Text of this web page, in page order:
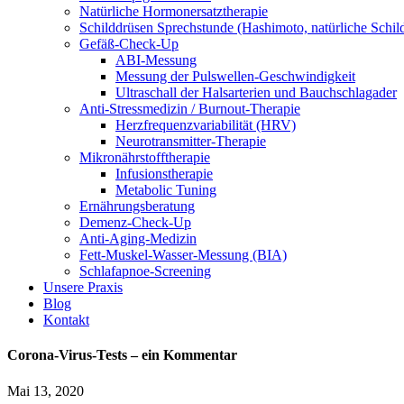
Natürliche Hormonersatztherapie
Schilddrüsen Sprechstunde (Hashimoto, natürliche
Gefäß-Check-Up
ABI-Messung
Messung der Pulswellen-Geschwindigkeit
Ultraschall der Halsarterien und Bauchschlagader
Anti-Stressmedizin / Burnout-Therapie
Herzfrequenzvariabilität (HRV)
Neurotransmitter-Therapie
Mikronährstofftherapie
Infusionstherapie
Metabolic Tuning
Ernährungsberatung
Demenz-Check-Up
Anti-Aging-Medizin
Fett-Muskel-Wasser-Messung (BIA)
Schlafapnoe-Screening
Unsere Praxis
Blog
Kontakt
Corona-Virus-Tests – ein Kommentar
Mai 13, 2020